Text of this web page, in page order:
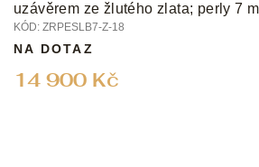
uzávěrem ze žlutého zlata; perly 7
KÓD: ZRPESLB7-Z-18
14 900 Kč
NA DOTAZ